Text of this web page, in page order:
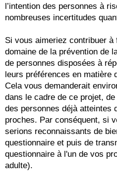
l’intention des personnes à
nombreuses incertitudes
Si vous aimeriez contribuer
domaine de la prévention de
de personnes disposées à
leurs préférences en matière
Cela vous demanderait
dans le cadre de ce projet,
des personnes déjà atteintes
proches. Par conséquent, si
serions reconnaissants de
questionnaire et puis de
questionnaire à l'un de vos
adulte).